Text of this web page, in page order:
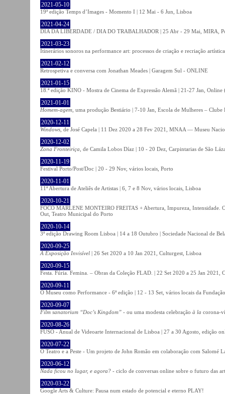
2021-05-10
19ª edição Temps d’Images - Momento I | 12 Mai - 6 Jun, Lisboa
2021-04-24
DIA DA LIBERDADE / DIA DO TRABALHADOR | 25 Abr - 29 Mai, MIRA,
2021-03-23
Itinerários sonoros na performance art: processos de criação e recriação
2021-02-12
Retrospetiva e conversa com Jonathan Meades | Garagem Sul - ONLINE
2021-01-15
18.ª edição KINO - Mostra de Cinema de Expressão Alemã | 21-27 Jan,
2021-01-01
Homem-agem , uma produção Bestiário | 7-10 Jan, Escola de Mulheres – Clube
2020-12-11
Windows , de José Capela | 11 Dez 2020 a 28 Fev 2021, MNAA — Museu
2020-12-02
Zona Fronteiriça , de Camila Lobos Díaz | 10 - 20 Dez, Carpintarias de São
2020-11-19
Festival Porto/Post/Doc | 20 - 29 Nov, vários locais, Porto
2020-11-01
11ª Abertura de Ateliês de Artistas | 6, 7 e 8 Nov, vários locais, Lisboa
2020-10-21
FOCO MARLENE MONTEIRO FREITAS + Abertura, Impureza, Intensidade.
Out, Teatro Municipal do Porto
2020-10-14
3ª edição Drawing Room Lisboa | 14 a 18 Outubro | Sociedade Nacional de
2020-09-25
A Exposição Invisível | 26 Set 2020 a 10 Jan 2021, Culturgest, Lisboa
2020-09-15
Festa. Fúria. Femina. – Obras da Coleção FLAD. | 22 Set 2020 a 25 Jan
2020-09-11
O Museu como Performance - 6ª edição | 12 - 13 Set, vários locais da
2020-09-07
Film sanatorium “Doc’s Kingdom” - ou uma modesta celebração à la corona-
2020-08-26
FUSO - Anual de Videoarte Internacional de Lisboa | 27 a 30 Agosto, edição
2020-07-22
O Teatro e a Peste - Um projeto de John Romão em colaboração com Salomé
2020-06-12
Nada ficou no lugar, e agora? - ciclo de conversas online sobre o futuro das
2020-03-22
Google Arts & Culture: Pausa num estado de potencial e eterno PLAY!